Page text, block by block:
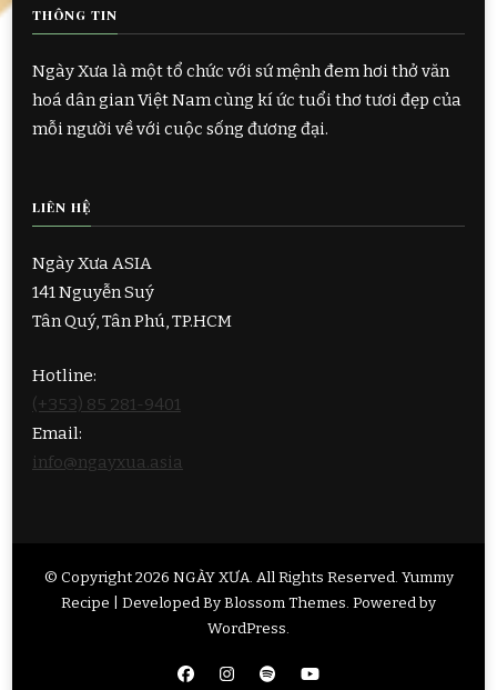
THÔNG TIN
Ngày Xưa là một tổ chức với sứ mệnh đem hơi thở văn
hoá dân gian Việt Nam cùng kí ức tuổi thơ tươi đẹp của
mỗi người về với cuộc sống đương đại.
LIÊN HỆ
Ngày Xưa ASIA
141 Nguyễn Suý
Tân Quý, Tân Phú, TP.HCM
Hotline:
(+353) 85 281-9401
Email:
info@ngayxua.asia
© Copyright 2026 NGÀY XƯA. All Rights Reserved. Yummy
Recipe | Developed ByBlossom Themes. Powered by
WordPress.